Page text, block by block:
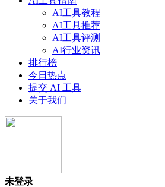
AI工具教程
AI工具推荐
AI工具评测
AI行业资讯
排行榜
今日热点
提交 AI 工具
关于我们
未登录